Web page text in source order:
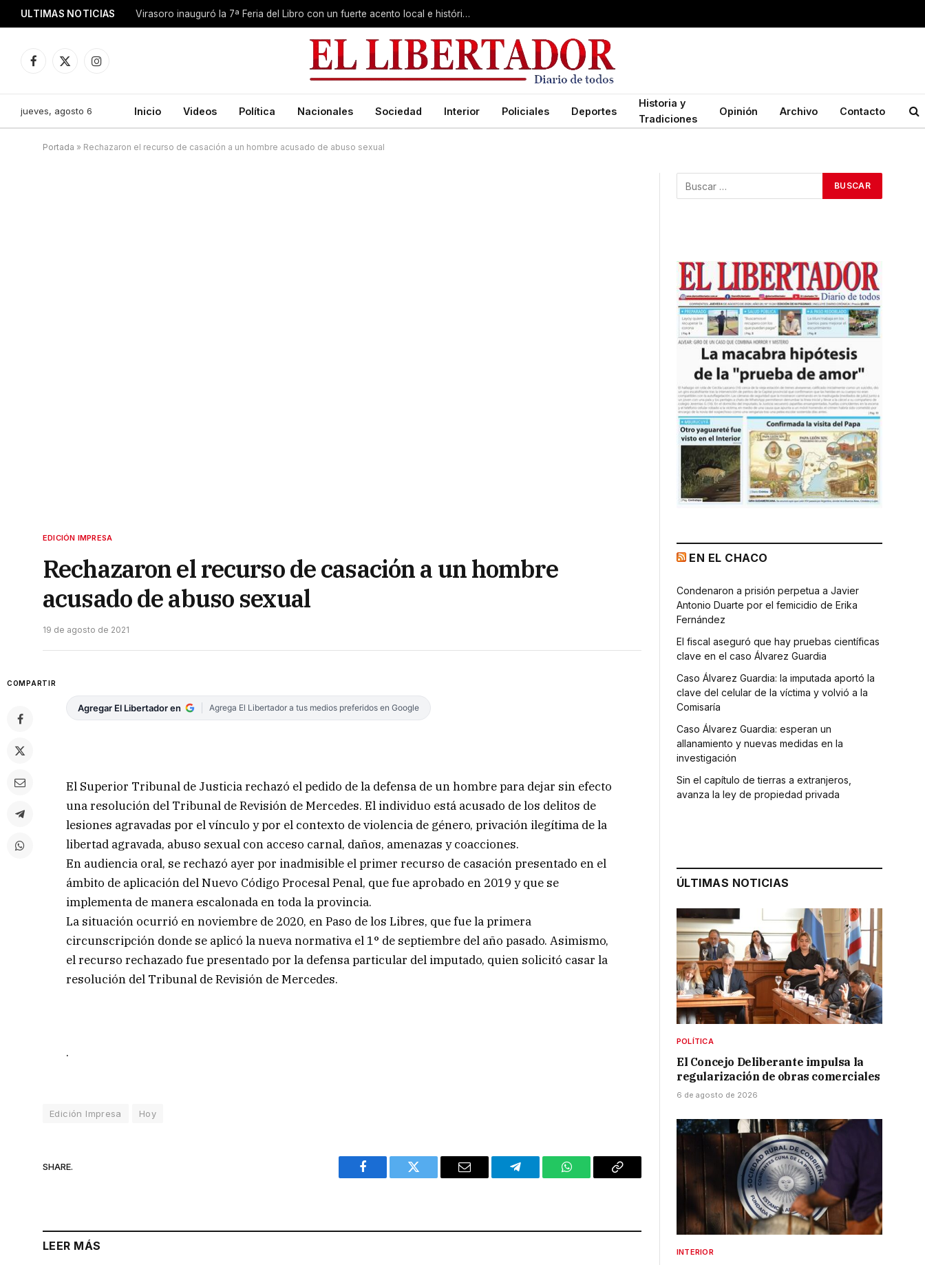
ULTIMAS NOTICIAS Virasoro inauguró la 7ª Feria del Libro con un fuerte acento local e histórico
Facebook
X
Instagram
jueves, agosto 6 Inicio Videos Política Nacionales Sociedad Interior Policiales Deportes
Historia y
Tradiciones
Opinión Archivo Contacto
Portada » Rechazaron el recurso de casación a un hombre acusado de abuso sexual
EDICIÓN IMPRESA
Rechazaron el recurso de casación a un hombre
acusado de abuso sexual
19 de agosto de 2021
COMPARTIR
Agregar El Libertador en Agrega El Libertador a tus medios preferidos en Google
El Superior Tribunal de Justicia rechazó el pedido de la defensa de un hombre para dejar sin efecto
una resolución del Tribunal de Revisión de Mercedes. El individuo está acusado de los delitos de
lesiones agravadas por el vínculo y por el contexto de violencia de género, privación ilegítima de la
libertad agravada, abuso sexual con acceso carnal, daños, amenazas y coacciones.
En audiencia oral, se rechazó ayer por inadmisible el primer recurso de casación presentado en el
ámbito de aplicación del Nuevo Código Procesal Penal, que fue aprobado en 2019 y que se
implementa de manera escalonada en toda la provincia.
La situación ocurrió en noviembre de 2020, en Paso de los Libres, que fue la primera
circunscripción donde se aplicó la nueva normativa el 1° de septiembre del año pasado. Asimismo,
el recurso rechazado fue presentado por la defensa particular del imputado, quien solicitó casar la
resolución del Tribunal de Revisión de Mercedes.
.
Edición Impresa Hoy
SHARE.
Facebook Twitter Email Telegram WhatsAppCopy
LEER MÁS
EN EL CHACO
Condenaron a prisión perpetua a Javier
Antonio Duarte por el femicidio de Erika
Fernández
El fiscal aseguró que hay pruebas científicas
clave en el caso Álvarez Guardia
Caso Álvarez Guardia: la imputada aportó la
clave del celular de la víctima y volvió a la
Comisaría
Caso Álvarez Guardia: esperan un
allanamiento y nuevas medidas en la
investigación
Sin el capítulo de tierras a extranjeros,
avanza la ley de propiedad privada
ÚLTIMAS NOTICIAS
POLÍTICA
El Concejo Deliberante impulsa la
regularización de obras comerciales
6 de agosto de 2026
INTERIOR